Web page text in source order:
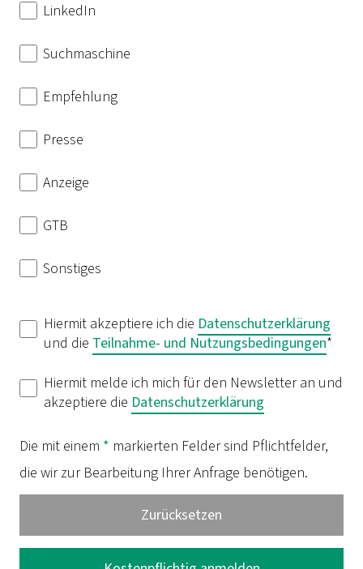
LinkedIn
Suchmaschine
Empfehlung
Presse
Anzeige
GTB
Sonstiges
Hiermit akzeptiere ich die Datenschutzerklärung
und die Teilnahme- und Nutzungsbedingungen*
Hiermit melde ich mich für den Newsletter an und
akzeptiere die Datenschutzerklärung
Die mit einem * markierten Felder sind Pflichtfelder,
die wir zur Bearbeitung Ihrer Anfrage benötigen.